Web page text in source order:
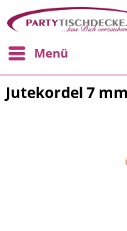
Menü
Jutekordel 7